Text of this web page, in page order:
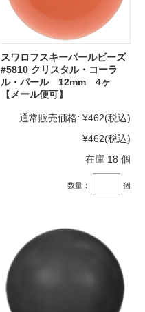
スワロフスキーパールビーズ
#5810 クリスタル・コーラ
ル・パール 12mm 4ヶ
【メール便可】
通常販売価格: ¥462(税込)
¥462(税込)
在庫 18 個
数量： 個